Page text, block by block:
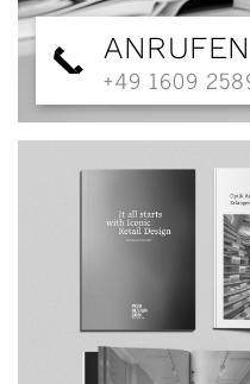
ANRUFEN
+49 1609